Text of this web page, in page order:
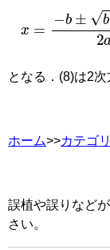
b±b 2− 4a
となる．(8)は2
ホーム>>カテゴ
誤植や誤りなど
さい。